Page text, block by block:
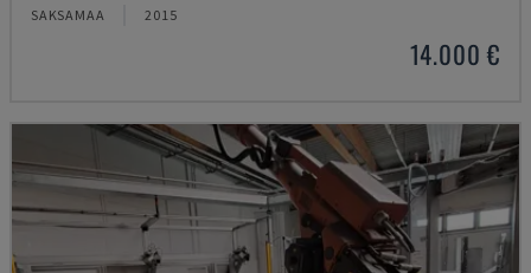
SAKSAMAA 2015
14.000 €